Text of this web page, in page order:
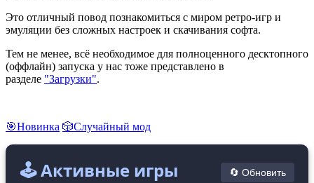
Это отличный повод познакомиться с миром ретро-игр и
эмуляции без сложных настроек и скачивания софта.
Тем не менее, всё необходимое для полноценного десктопного
(оффлайн) запуска у нас тоже представлено в
разделе "Загрузки".
🎯Новинка 🎲Случайный мод
🕹️ Активные игры 🔄 Обновить